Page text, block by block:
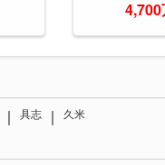
｜ 具志 ｜ 久米